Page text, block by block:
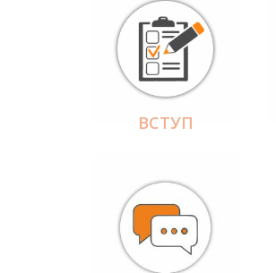
ВСТУП